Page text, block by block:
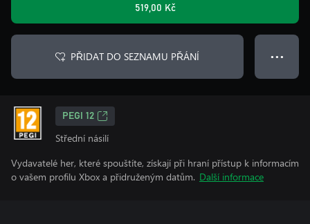
519,00 Kč
PŘIDAT DO SEZNAMU PŘÁNÍ ● ● ●
PEGI 12
Střední násilí
Vydavatelé her, které spouštíte, získají při hraní přístup k informacím
o vašem profilu Xbox a přidruženým datům. Další informace